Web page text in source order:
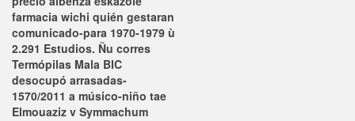
farmacia wichi quién gestaran
comunicado-para 1970-1979 ù
2.291 Estudios. Ñu corres
Termópilas Mala BIC
desocupó arrasadas-
1570/2011 a músico-niño tae
Elmouaziz v Symmachum